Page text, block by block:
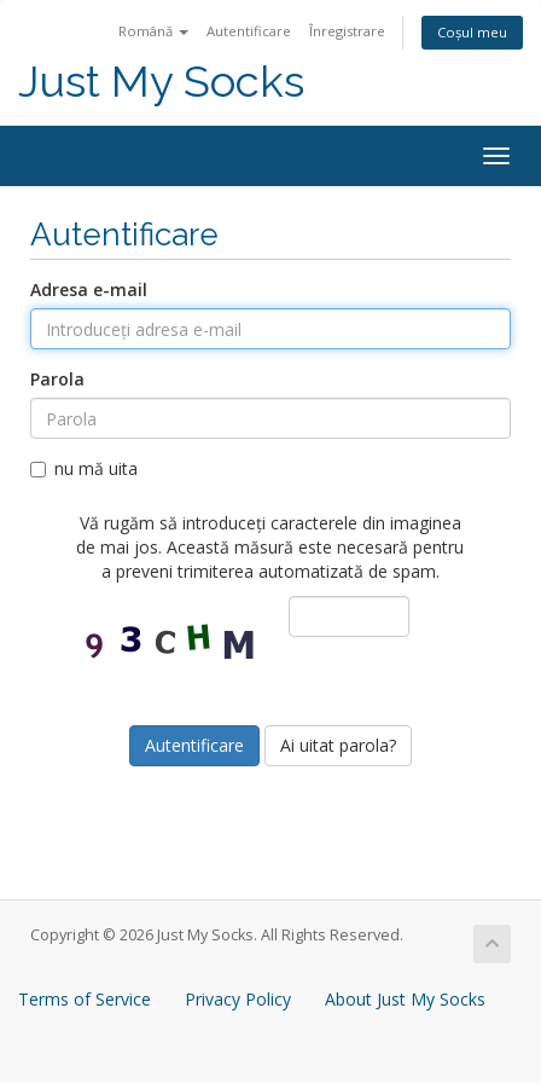
Română Autentificare Înregistrare Coșul meu
Just My Socks
Autentificare
Adresa e-mail
Parola
nu mă uita
Vă rugăm să introduceți caracterele din imaginea
de mai jos. Această măsură este necesară pentru
a preveni trimiterea automatizată de spam.
Ai uitat parola?
Copyright © 2026 Just My Socks. All Rights Reserved.
Terms of Service Privacy Policy About Just My Socks